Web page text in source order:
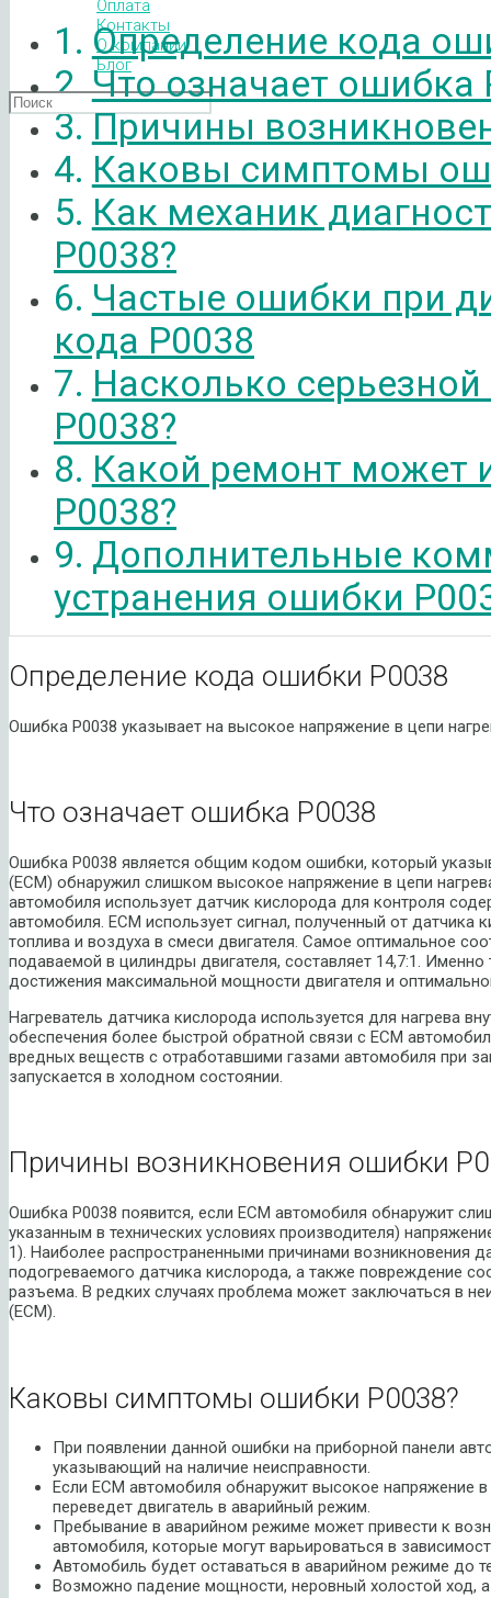
Оплата
Контакты
О компании
Блог
Определение кода
Что означает ошибка
Причины
Каковы симптомы
Как механик
P0038?
Частые ошибки при
кода P0038
Насколько
P0038?
Какой ремонт может
P0038?
Дополнительные
устранения ошибки
Определение кода ошибки P0038
Ошибка P0038 указывает на высокое напряжение в цепи
Что означает ошибка P0038
Ошибка P0038 является общим кодом ошибки, который
(ECM) обнаружил слишком высокое напряжение в цепи
автомобиля использует датчик кислорода для контроля
автомобиля. ECM использует сигнал, полученный от датчика
топлива и воздуха в смеси двигателя. Самое оптимальное
подаваемой в цилиндры двигателя, составляет 14,7:1.
достижения максимальной мощности двигателя и
Нагреватель датчика кислорода используется для нагрева
обеспечения более быстрой обратной связи с ECM
вредных веществ с отработавшими газами автомобиля при
запускается в холодном состоянии.
Причины возникновения ошибки
Ошибка P0038 появится, если ECM автомобиля обнаружит
указанным в технических условиях производителя)
1). Наиболее распространенными причинами возникновения
подогреваемого датчика кислорода, а также повреждение
разъема. В редких случаях проблема может заключаться в
(ECM).
Каковы симптомы ошибки P0038?
При появлении данной ошибки на приборной панели
указывающий на наличие неисправности.
Если ECM автомобиля обнаружит высокое напряжение
переведет двигатель в аварийный режим.
Пребывание в аварийном режиме может привести к
автомобиля, которые могут варьироваться в
Автомобиль будет оставаться в аварийном режиме до
Возможно падение мощности, неровный холостой ход, а